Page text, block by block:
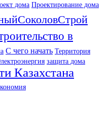
дома Проектирование дома
в
С чего начать Территория
защита дома
Казахстана